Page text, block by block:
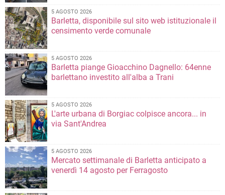
5 AGOSTO 2026
Barletta, disponibile sul sito web istituzionale il
censimento verde comunale
5 AGOSTO 2026
Barletta piange Gioacchino Dagnello: 64enne
barlettano investito all'alba a Trani
5 AGOSTO 2026
L'arte urbana di Borgiac colpisce ancora... in
via Sant'Andrea
5 AGOSTO 2026
Mercato settimanale di Barletta anticipato a
venerdì 14 agosto per Ferragosto